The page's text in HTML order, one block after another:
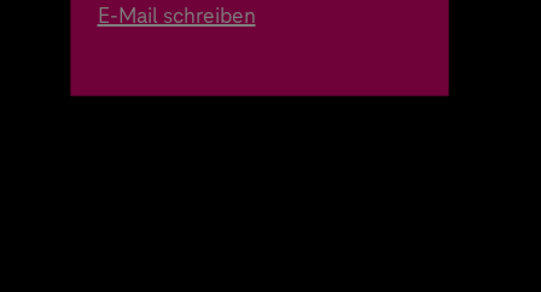
E-Mail schreiben